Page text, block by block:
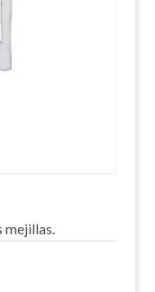
mejillas.